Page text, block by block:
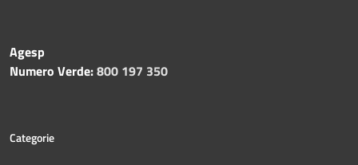
Agesp
Numero Verde:800 197 350
Categorie